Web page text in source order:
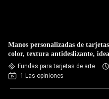
Manos personalizadas de
color, textura antideslizante,
Gi-Oh!
Fundas para tarjetas de arte
1 Las opiniones